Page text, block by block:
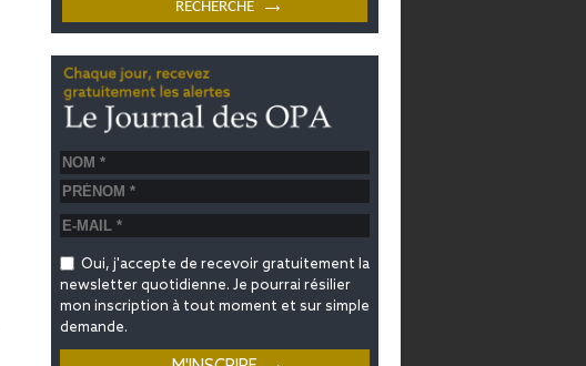
Oui, j'accepte de recevoir gratuitement la
newsletter quotidienne. Je pourrai résilier
mon inscription à tout moment et sur simple
demande.